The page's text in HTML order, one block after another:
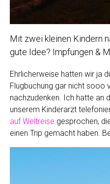
Mit zwei kleinen Kindern
gute Idee? Impfungen &
Ehrlicherweise hatten wir ja
Flugbuchung gar nicht sooo
nachzudenken. Ich hatte an
unserem Kinderarzt
auf Weltreise gesprochen,
einen Trip gemacht haben.